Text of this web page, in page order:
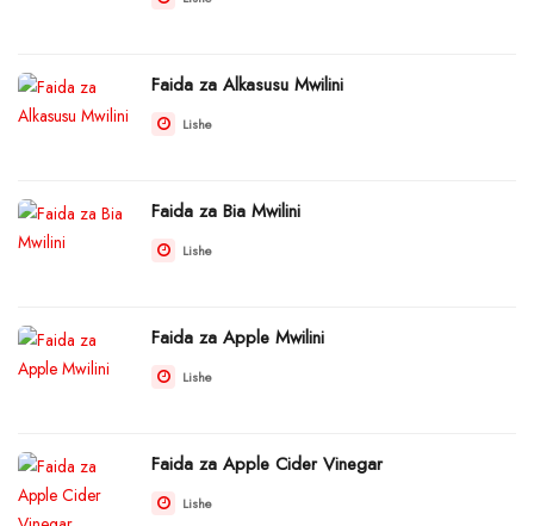
Faida za Alkasusu Mwilini
Lishe
Faida za Bia Mwilini
Lishe
Faida za Apple Mwilini
Lishe
Faida za Apple Cider Vinegar
Lishe